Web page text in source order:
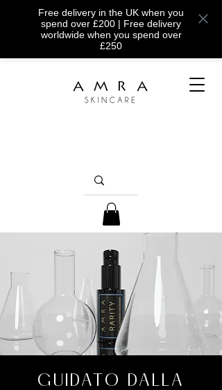
Free delivery in the UK when you
spend over £200 | Free delivery
worldwide when you spend over
£250
GUIDATO DALLA